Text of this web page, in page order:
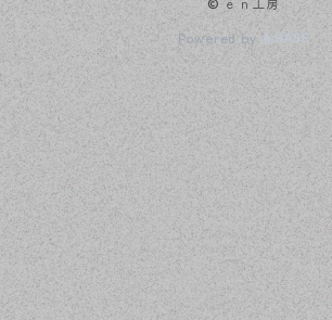
© ｅｎ工房
Powered by